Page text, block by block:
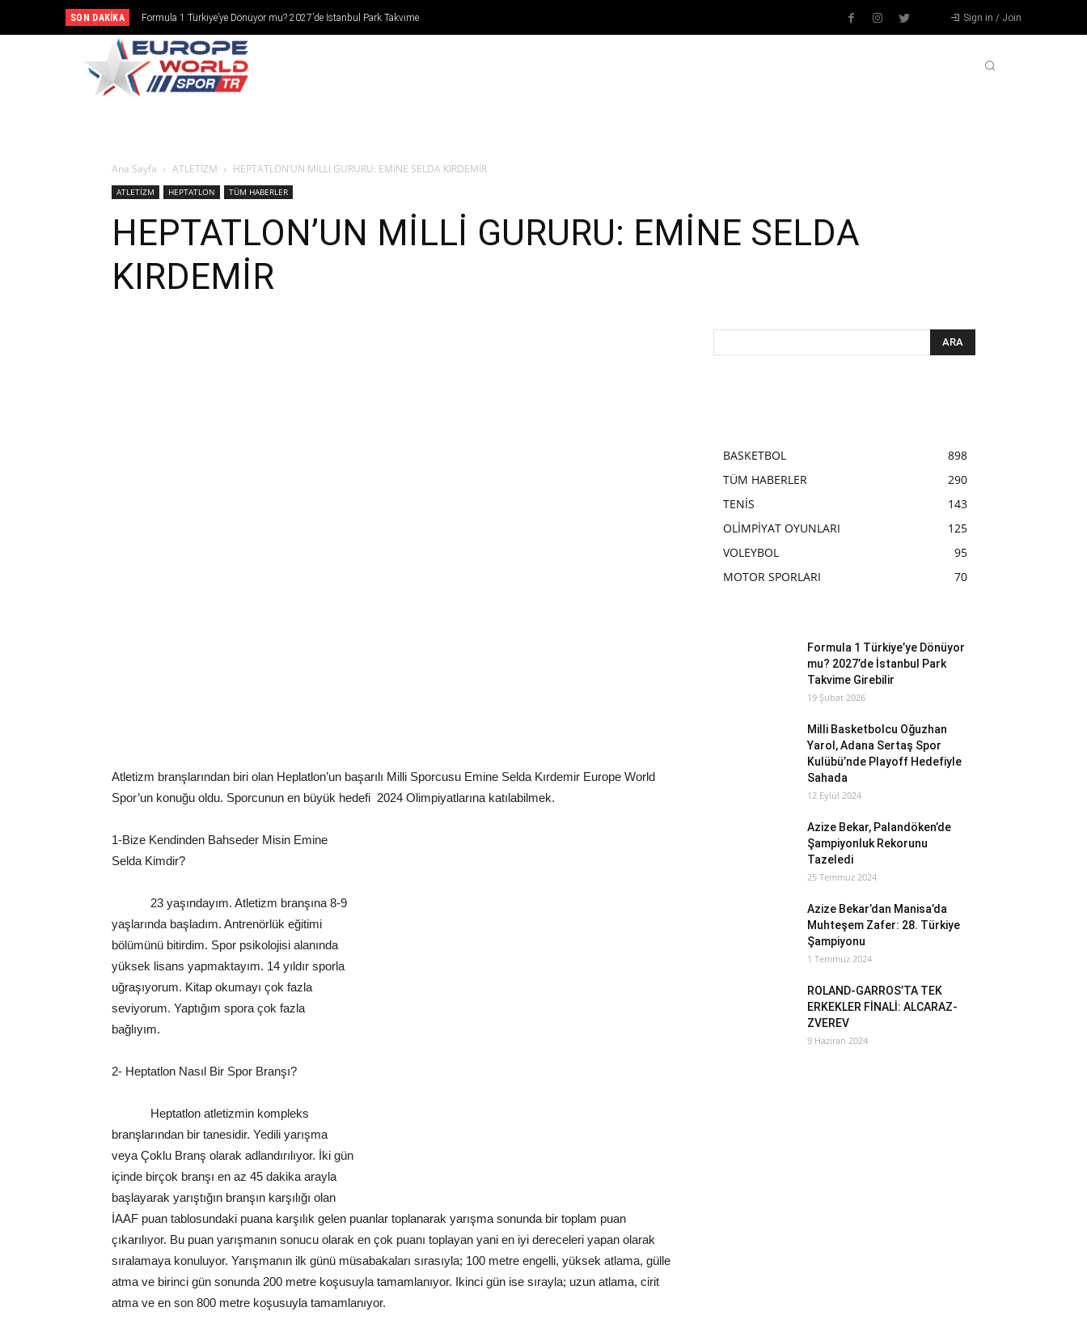
SON DAKIKA
Formula 1 Türkiye’ye Dönüyor mu? 2027’de İstanbul Park Takvime
Girebilir
Sign in / Join
Ana Sayfa ATLETİZM HEPTATLON’UN MİLLİ GURURU: EMİNE SELDA KIRDEMİR
ATLETİZM HEPTATLON TÜM HABERLER
HEPTATLON’UN MİLLİ GURURU: EMİNE SELDA
KIRDEMİR
Atletizm branşlarından biri olan Heplatlon’un başarılı Milli Sporcusu Emine Selda Kırdemir Europe World
Spor’un konuğu oldu. Sporcunun en büyük hedefi 2024 Olimpiyatlarına katılabilmek.
1-Bize Kendinden Bahseder Misin Emine
Selda Kimdir?
23 yaşındayım. Atletizm branşına 8-9
yaşlarında başladım. Antrenörlük eğitimi
bölümünü bitirdim. Spor psikolojisi alanında
yüksek lisans yapmaktayım. 14 yıldır sporla
uğraşıyorum. Kitap okumayı çok fazla
seviyorum. Yaptığım spora çok fazla
bağlıyım.
2- Heptatlon Nasıl Bir Spor Branşı?
Heptatlon atletizmin kompleks
branşlarından bir tanesidir. Yedili yarışma
veya Çoklu Branş olarak adlandırılıyor. İki gün
içinde birçok branşı en az 45 dakika arayla
başlayarak yarıştığın branşın karşılığı olan
İAAF puan tablosundaki puana karşılık gelen puanlar toplanarak yarışma sonunda bir toplam puan
çıkarılıyor. Bu puan yarışmanın sonucu olarak en çok puanı toplayan yani en iyi dereceleri yapan olarak
sıralamaya konuluyor. Yarışmanın ilk günü müsabakaları sırasıyla; 100 metre engelli, yüksek atlama, gülle
atma ve birinci gün sonunda 200 metre koşusuyla tamamlanıyor. Ikinci gün ise sırayla; uzun atlama, cirit
atma ve en son 800 metre koşusuyla tamamlanıyor.
BASKETBOL
898
TÜM HABERLER
290
TENİS
143
OLİMPİYAT OYUNLARI
125
VOLEYBOL
95
MOTOR SPORLARI
70
Formula 1 Türkiye’ye Dönüyor
mu? 2027’de İstanbul Park
Takvime Girebilir
19 Şubat 2026
Milli Basketbolcu Oğuzhan
Yarol, Adana Sertaş Spor
Kulübü’nde Playoff Hedefiyle
Sahada
12 Eylül 2024
Azize Bekar, Palandöken’de
Şampiyonluk Rekorunu
Tazeledi
25 Temmuz 2024
Azize Bekar’dan Manisa’da
Muhteşem Zafer: 28. Türkiye
Şampiyonu
1 Temmuz 2024
ROLAND-GARROS’TA TEK
ERKEKLER FİNALİ: ALCARAZ-
ZVEREV
9 Haziran 2024